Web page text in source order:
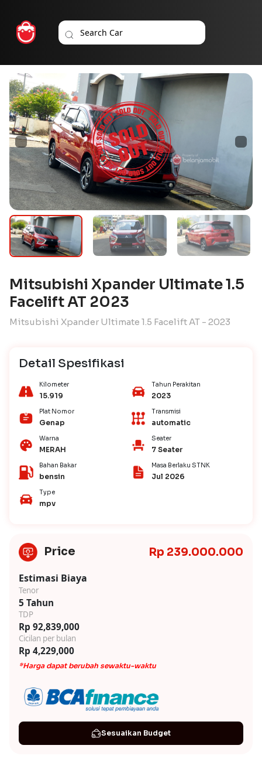
Mitsubishi Xpander Ultimate 1.5
Facelift AT 2023
Mitsubishi Xpander Ultimate 1.5 Facelift AT - 2023
Detail Spesifikasi
Kilometer
15.919
Tahun Perakitan
2023
Plat Nomor
Genap
Transmisi
automatic
Warna
MERAH
Seater
7 Seater
Bahan Bakar
bensin
Masa Berlaku STNK
Jul 2026
Type
mpv
Price Rp 239.000.000
Estimasi Biaya
Tenor
5 Tahun
TDP
Rp 92,839,000
Cicilan per bulan
Rp 4,229,000
*Harga dapat berubah sewaktu-waktu
Sesuaikan Budget